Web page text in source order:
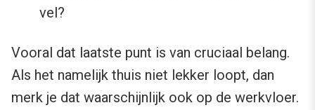
vel?
Vooral dat laatste punt is van cruciaal belang.
Als het namelijk thuis niet lekker loopt, dan
merk je dat waarschijnlijk ook op de werkvloer.